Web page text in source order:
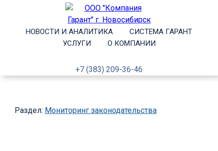
НОВОСТИ И АНАЛИТИКА
СИСТЕМА ГАРАНТ
УСЛУГИ
О КОМПАНИИ
+7 (383) 209-36-46
Раздел: Мониторинг законодательства